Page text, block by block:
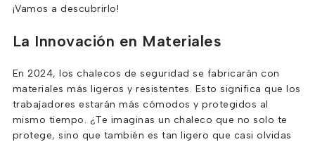
¡Vamos a descubrirlo!
La Innovación en Materiales
En 2024, los chalecos de seguridad se fabricarán con
materiales más ligeros y resistentes. Esto significa que los
trabajadores estarán más cómodos y protegidos al
mismo tiempo. ¿Te imaginas un chaleco que no solo te
protege, sino que también es tan ligero que casi olvidas